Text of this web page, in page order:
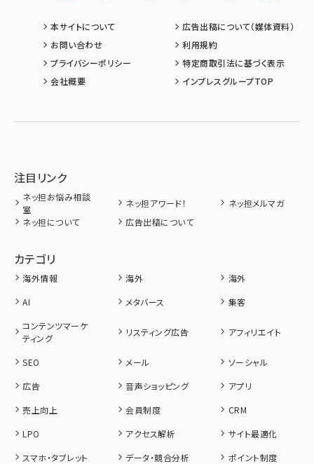
本サイトについて
広告出稿について（媒体資料）
お問い合わせ
利用規約
プライバシーポリシー
特定商取引法に基づく表示
会社概要
インプレスグループTOP
注目リンク
ネッ担お悩み相談
室
ネッ担アワード！
ネッ担メルマガ
ネッ担について
広告出稿について
カテゴリ
海外情報 海外
海外
AI
メタバース
集客
コンテンツマーケ
ティング
リスティング広告 アフィリエイト
SEO メール
ソーシャル
広告
音声ショッピング
アプリ
売上向上
会員制度
CRM
LPO
アクセス解析
サイト最適化
スマホ・タブレット
データ・競合分析
ポイント制度